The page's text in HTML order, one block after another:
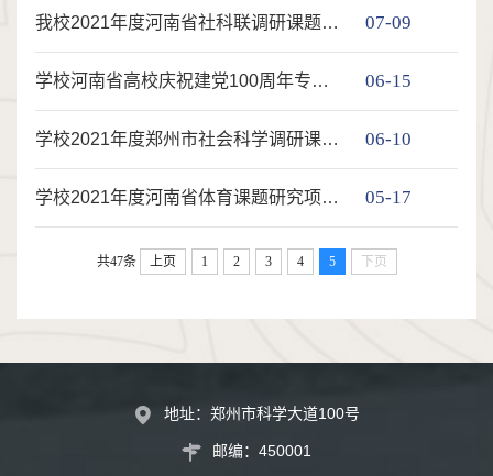
我校2021年度河南省社科联调研课题立项一览表 07-09
学校河南省高校庆祝建党100周年专项课题立项一览表 06-15
学校2021年度郑州市社会科学调研课题立项一览表 06-10
学校2021年度河南省体育课题研究项目立项一览表 05-17
共47条 上页 1 2 3 4 5 下页
地址：郑州市科学大道100号
邮编：450001